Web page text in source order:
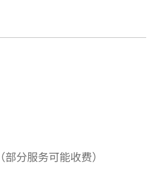
分服务可能收费）